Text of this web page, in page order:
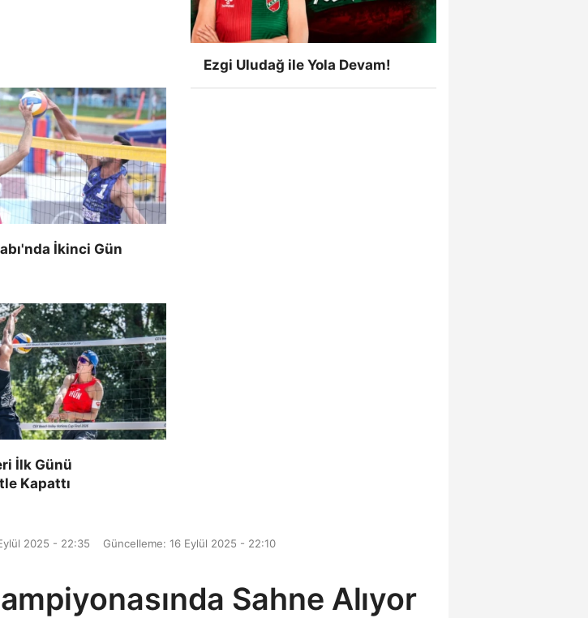
İkinci Gün
İlk Günü
Kapattı
Ezgi Uludağ ile Yola Devam!
2025 - 22:35 Güncelleme: 16 Eylül 2025 - 22:10
Sahne Alıyor